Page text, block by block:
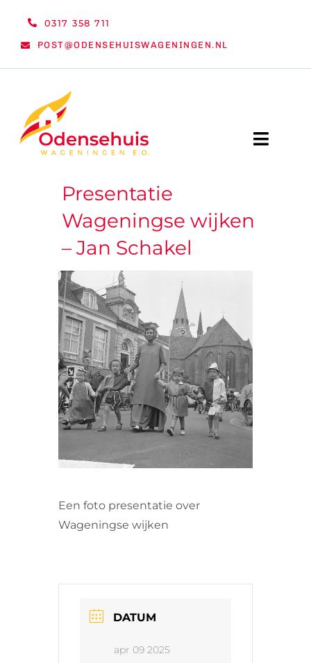
0317 358 711
POST@ODENSEHUISWAGENINGEN.NL
Toggle
WELKOM
ORGANISATIE
VRIJWILLIGERS & STAGIAIRES
CONTACT
Presentatie
Wageningse wijken
– Jan Schakel
Een foto presentatie over
Wageningse wijken
DATUM
apr 09 2025